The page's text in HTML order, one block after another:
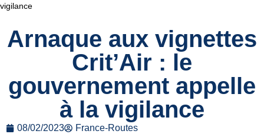
vigilance
Arnaque aux vignettes
Crit’Air : le
gouvernement appelle
à la vigilance
08/02/2023 France-Routes